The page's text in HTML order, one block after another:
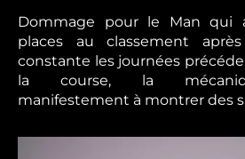
Dommage pour le Man qui
places au classement
constante les journées
la course, la
manifestement à montrer des